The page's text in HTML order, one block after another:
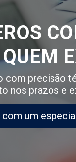
com precisão
nos prazos e
com um